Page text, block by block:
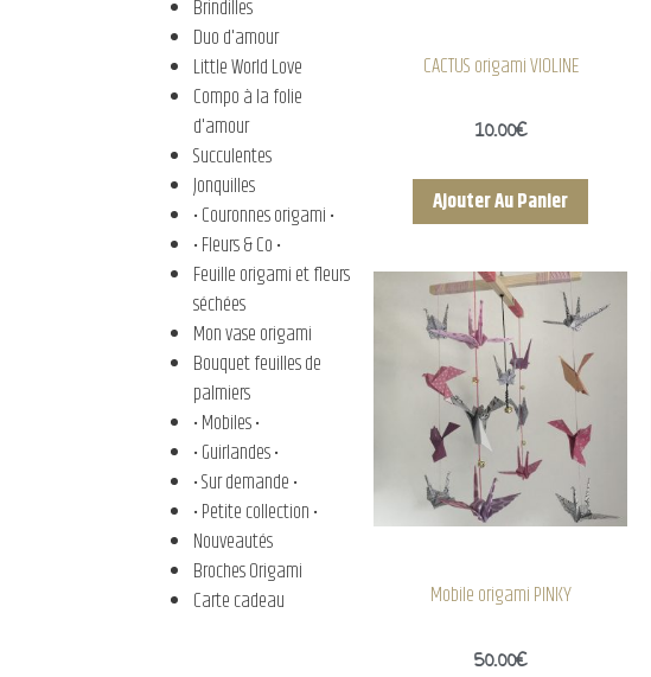
Brindilles
Duo d'amour
Little World Love
Compo à la folie
d'amour
Succulentes
Jonquilles
• Couronnes origami •
• Fleurs & Co •
Feuille origami et fleurs
séchées
Mon vase origami
Bouquet feuilles de
palmiers
• Mobiles •
• Guirlandes •
• Sur demande •
• Petite collection •
Nouveautés
Broches Origami
Carte cadeau
CACTUS origami VIOLINE
10.00€
Ajouter Au Panier
Mobile origami PINKY
50.00€